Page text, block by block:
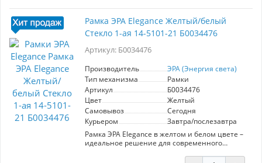
Совместимость с стандартными устройствами
Преимущества для пользователя: -
Элегантный дизайн, подходящий для любого
интерьера - Простота установки и замены -
поверхности Эта рамка станет отличным
обеспечивая стиль и практичность.
Рамка ЭРА Elegance Желтый/белый
Стекло 1-ая 14-5101-21 Б0034476
Артикул: Б0034476
Производитель
ЭРА (Энергия света)
Тип механизма
Рамки
Артикул
Б0034476
Цвет
Желтый
Самовывоз
Сегодня
Курьером
Завтра/послезавтра
Рамка ЭРА Elegance в желтом и белом цвете –
идеальное решение для современного
предназначена для установки одного